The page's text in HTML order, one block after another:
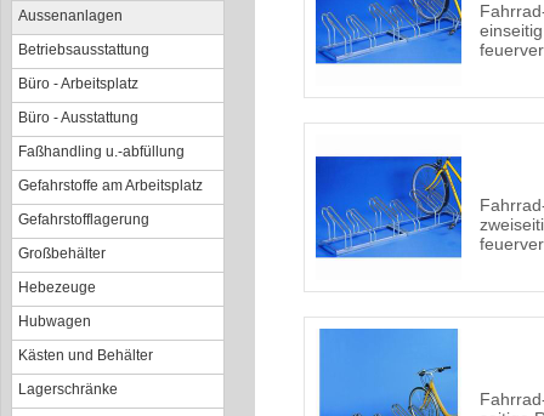
Aussenanlagen
Betriebsausstattung
Büro - Arbeitsplatz
Büro - Ausstattung
Faßhandling u.-abfüllung
Gefahrstoffe am Arbeitsplatz
Gefahrstofflagerung
Großbehälter
Hebezeuge
Hubwagen
Kästen und Behälter
Lagerschränke